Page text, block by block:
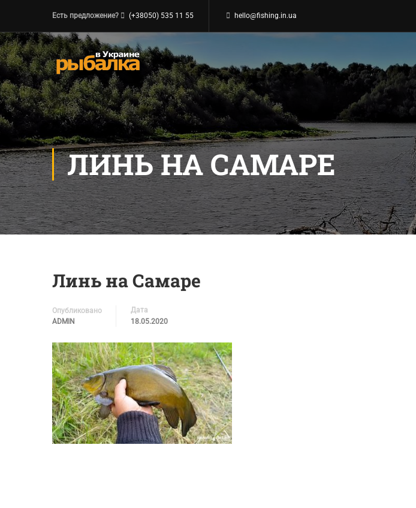
Есть предложение? (+38050) 535 11 55 hello@fishing.in.ua
ЛИНЬ НА САМАРЕ
Линь на Самаре
Опубликовано
ADMIN
Дата
18.05.2020